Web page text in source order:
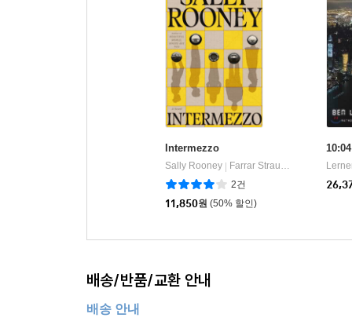
Intermezzo
Sally Rooney
Farrar Straus and Giroux
2건
11,850원 (50% 할인)
배송/반품/교환 안내
배송 안내